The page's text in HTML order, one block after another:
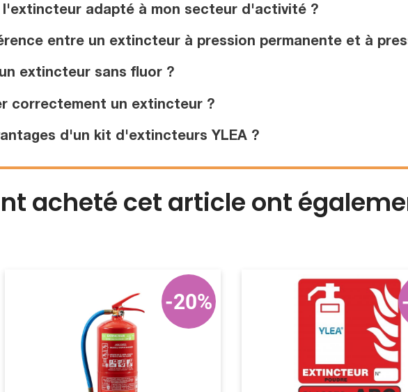
l'extincteur adapté à mon secteur d'activité ?
entre un extincteur à pression permanente et à
extincteur sans fluor ?
correctement un extincteur ?
d'un kit d'extincteurs YLEA ?
acheté cet article ont
-20%